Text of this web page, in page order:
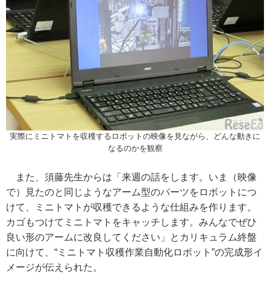
実際にミニトマトを収穫するロボットの映像を見ながら、どんな動きに
なるのかを観察
また、須藤先生からは「来週の話をします。いま（映像
で）見たのと同じようなアーム型のパーツをロボットにつ
けて、ミニトマトが収穫できるような仕組みを作ります。
カゴもつけてミニトマトをキャッチします。みんなでぜひ
良い形のアームに改良してください」とカリキュラム終盤
に向けて、“ミニトマト収穫作業自動化ロボット”の完成形イ
メージが伝えられた。